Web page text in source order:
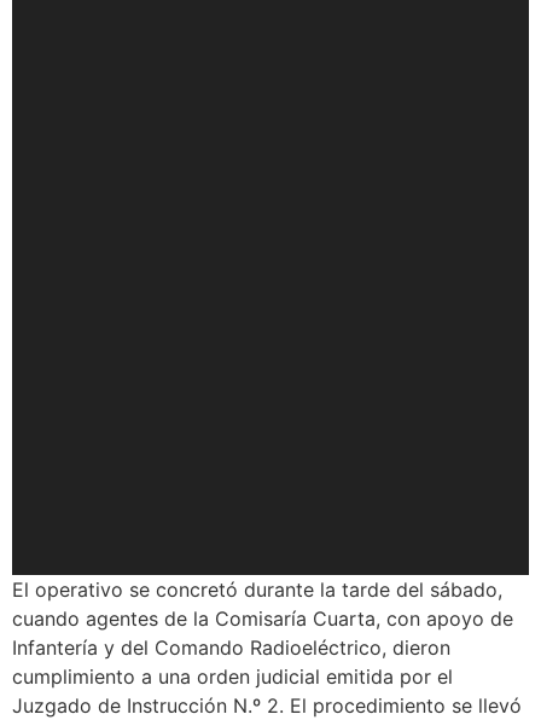
El operativo se concretó durante la tarde del sábado,
cuando agentes de la Comisaría Cuarta, con apoyo de
Infantería y del Comando Radioeléctrico, dieron
cumplimiento a una orden judicial emitida por el
Juzgado de Instrucción N.º 2. El procedimiento se llevó